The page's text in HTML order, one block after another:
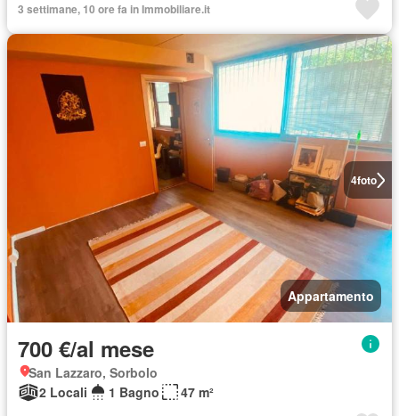
3 settimane, 10 ore fa in Immobiliare.it
4foto
Appartamento
700 €/al mese
San Lazzaro, Sorbolo
2 Locali
1 Bagno 47 m²